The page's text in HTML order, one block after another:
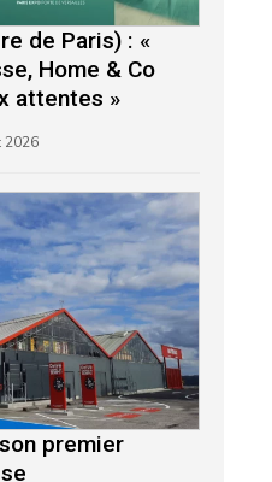
de Paris) : «
Home & Co
attentes »
2026
premier